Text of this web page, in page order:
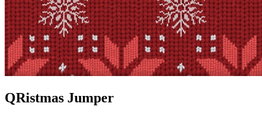
QRistmas Jumper